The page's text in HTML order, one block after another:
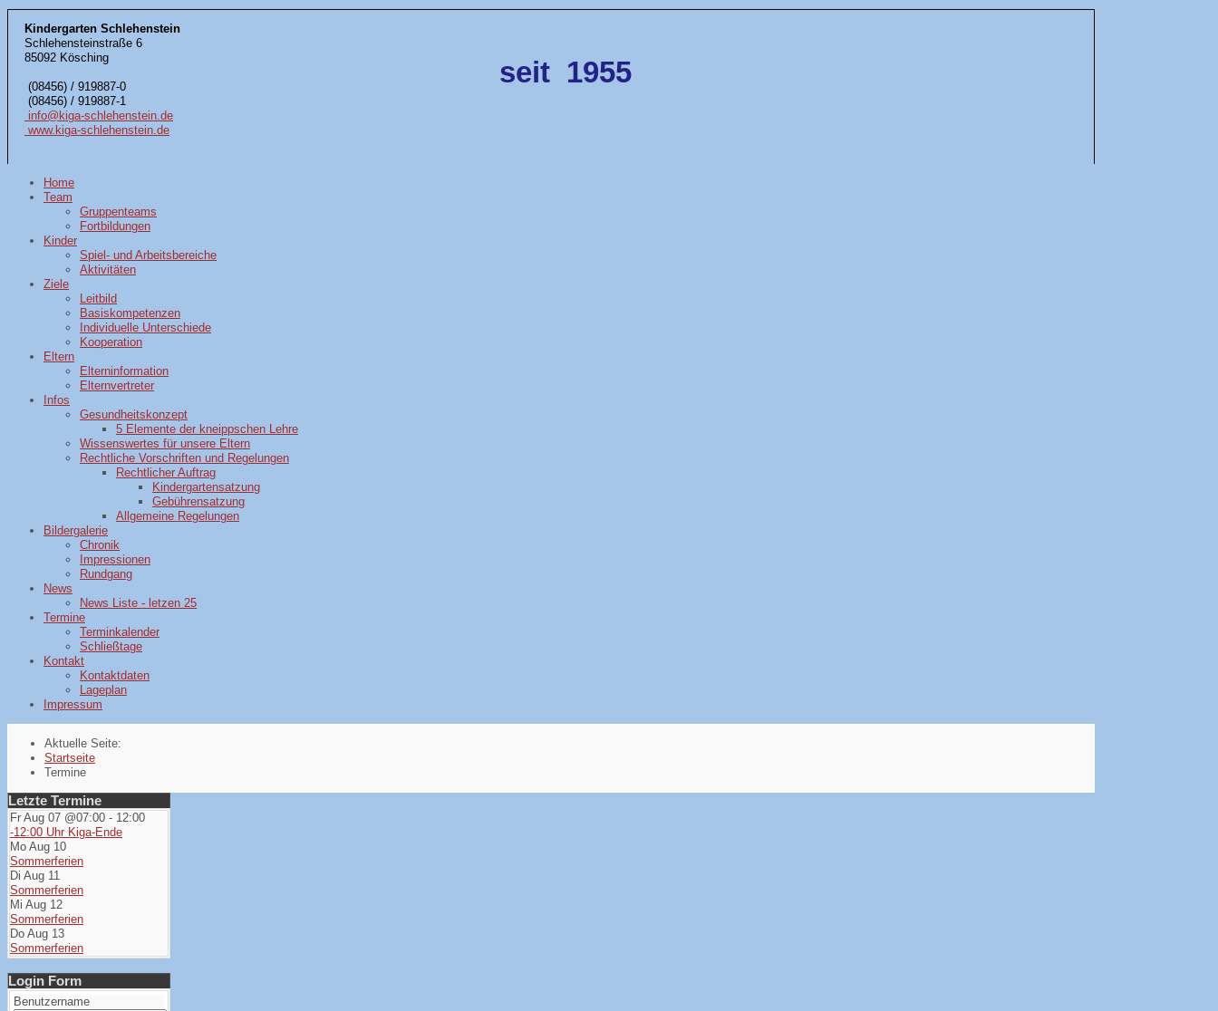
Kindergarten Schlehenstein
Schlehensteinstraße 6
85092 Kösching
(08456) / 919887-0
(08456) / 919887-1
info@kiga-schlehenstein.de
www.kiga-schlehenstein.de
seit 1955
Home
Team
Gruppenteams
Fortbildungen
Kinder
Spiel- und Arbeitsbereiche
Aktivitäten
Ziele
Leitbild
Basiskompetenzen
Individuelle Unterschiede
Kooperation
Eltern
Elterninformation
Elternvertreter
Infos
Gesundheitskonzept
5 Elemente der kneippschen Lehre
Wissenswertes für unsere Eltern
Rechtliche Vorschriften und Regelungen
Rechtlicher Auftrag
Kindergartensatzung
Gebührensatzung
Allgemeine Regelungen
Bildergalerie
Chronik
Impressionen
Rundgang
News
News Liste - letzen 25
Termine
Terminkalender
Schließtage
Kontakt
Kontaktdaten
Lageplan
Impressum
Aktuelle Seite:
Startseite
Termine
Letzte Termine
Fr Aug 07 @07:00 - 12:00
-12:00 Uhr Kiga-Ende
Mo Aug 10
Sommerferien
Di Aug 11
Sommerferien
Mi Aug 12
Sommerferien
Do Aug 13
Sommerferien
Login Form
Benutzername